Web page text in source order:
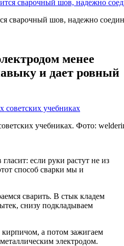
сварочный шов, надежно
менее
и дает ровный
учебниках. Фото:
если руки растут не из
способ сварки мы и
сварить. В стык кладем
снизу подкладываем
а потом зажигаем
электродом.